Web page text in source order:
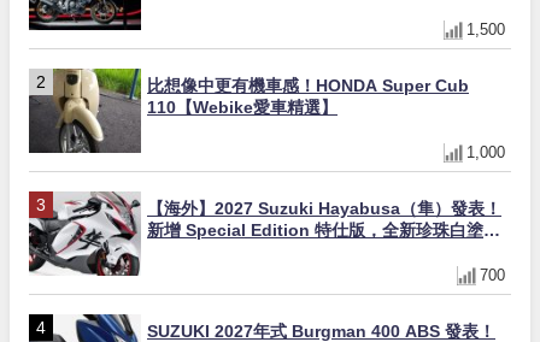
1,500
比想像中更有機車感！HONDA Super Cub
110【Webike愛車精選】
1,000
【海外】2027 Suzuki Hayabusa（隼）發表！
新增 Special Edition 特仕版，全新珍珠白塗裝
700
SUZUKI 2027年式 Burgman 400 ABS 發表！